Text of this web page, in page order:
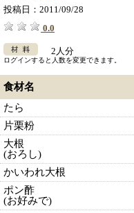
投稿日： 2011/09/28
0.0
2人分
ログインすると人数を変更できます。
食材名
たら
片栗粉
大根
(おろし)
かいわれ大根
ポン酢
(お好みで)